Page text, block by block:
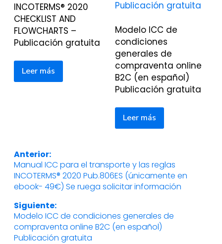
INCOTERMS® 2020
CHECKLIST AND
FLOWCHARTS –
Publicación gratuita
Leer más
Modelo ICC de
condiciones
generales de
compraventa online
B2C (en español)
Publicación gratuita
Leer más
Navegación
de
entradas
Anterior:
Entrada
anterior:
Manual ICC para el transporte y las reglas
INCOTERMS® 2020 Pub.806ES (únicamente en
ebook- 49€) Se ruega solicitar información
Siguiente:
Entrada
siguiente:
Modelo ICC de condiciones generales de
compraventa online B2C (en español)
Publicación gratuita